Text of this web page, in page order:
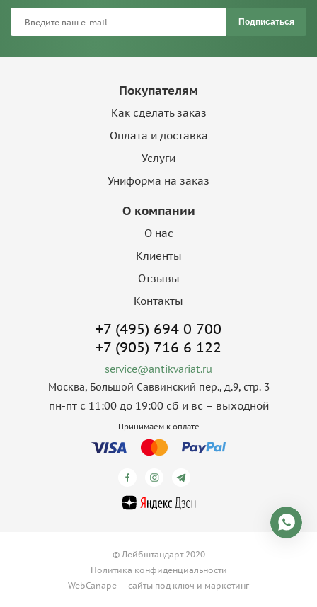
Подписаться
Покупателям
Как сделать заказ
Оплата и доставка
Услуги
Униформа на заказ
О компании
О нас
Клиенты
Отзывы
Контакты
+7 (495) 694 0 700
+7 (905) 716 6 122
service@antikvariat.ru
Москва, Большой Саввинский пер., д.9, стр. 3
пн-пт с 11:00 до 19:00 сб и вс – выходной
Принимаем к оплате
© Лейбштандарт 2020
Политика конфиденциальности
WebCanape — сайты под ключ и маркетинг